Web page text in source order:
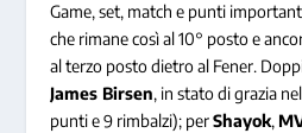
Game, set, match e punti
che rimane così al 10° posto e
al terzo posto dietro al Fener.
James Birsen, in stato di grazia
punti e 9 rimbalzi); perShayok,